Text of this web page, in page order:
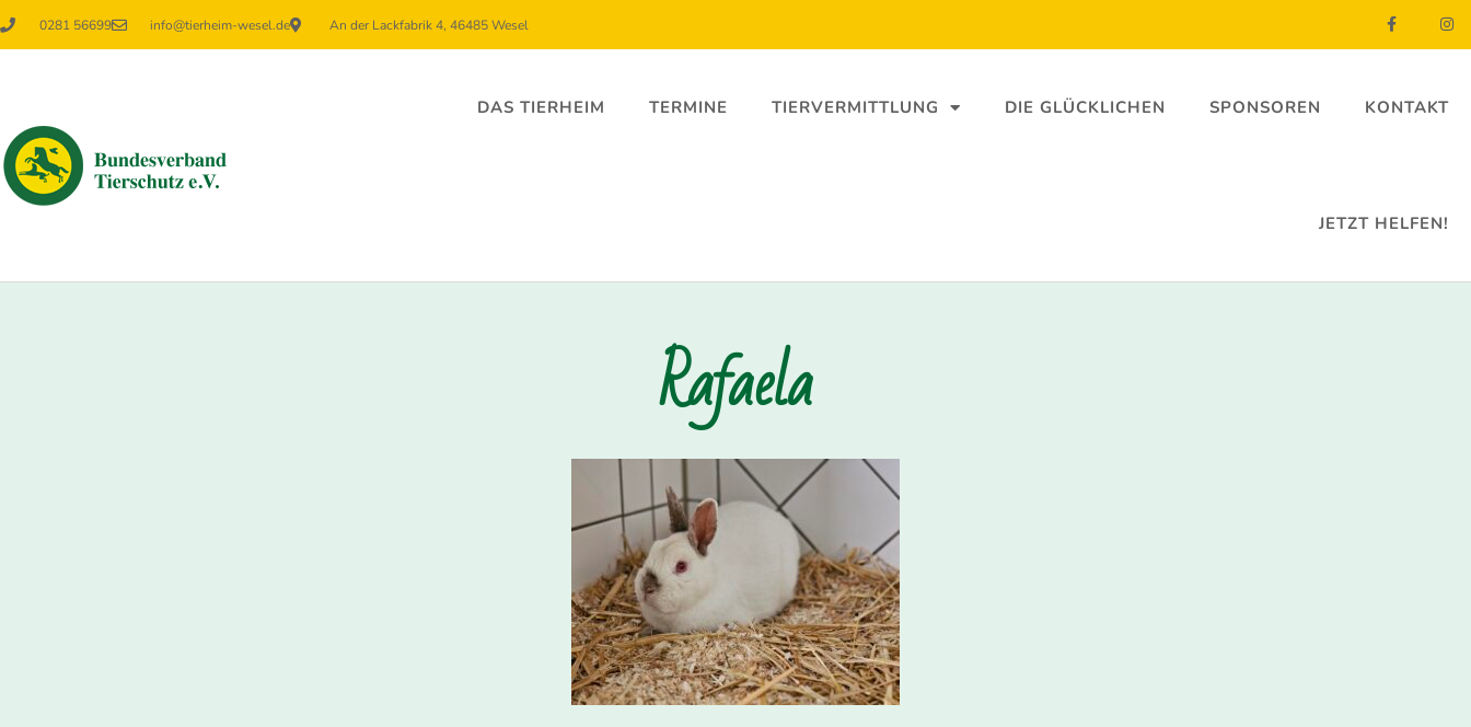
0281 56699 info@tierheim-wesel.de An der Lackfabrik 4, 46485 Wesel
DAS TIERHEIM TERMINE TIERVERMITTLUNG DIE GLÜCKLICHEN SPONSOREN KONTAKT
JETZT HELFEN!
Rafaela